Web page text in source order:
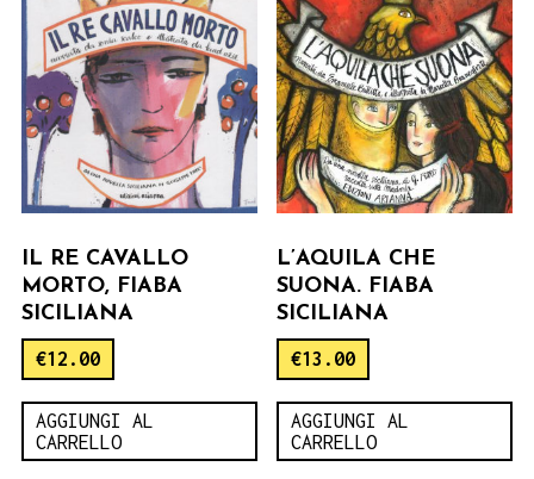
IL RE CAVALLO
MORTO, FIABA
SICILIANA
€12.00
AGGIUNGI AL
CARRELLO
L’AQUILA CHE
SUONA. FIABA
SICILIANA
€13.00
AGGIUNGI AL
CARRELLO